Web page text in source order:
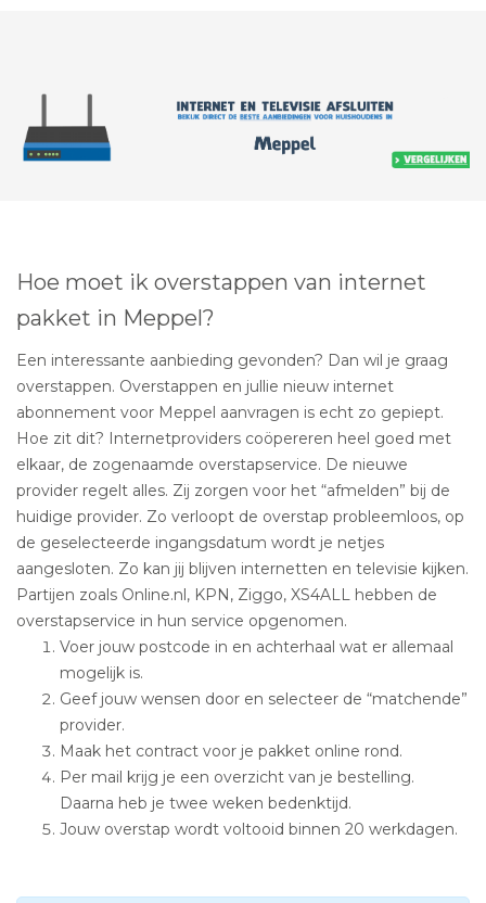
Hoe moet ik overstappen van internet
pakket in Meppel?
Een interessante aanbieding gevonden? Dan wil je graag
overstappen. Overstappen en jullie nieuw internet
abonnement voor Meppel aanvragen is echt zo gepiept.
Hoe zit dit? Internetproviders coöpereren heel goed met
elkaar, de zogenaamde overstapservice. De nieuwe
provider regelt alles. Zij zorgen voor het “afmelden” bij de
huidige provider. Zo verloopt de overstap probleemloos, op
de geselecteerde ingangsdatum wordt je netjes
aangesloten. Zo kan jij blijven internetten en televisie kijken.
Partijen zoals Online.nl, KPN, Ziggo, XS4ALL hebben de
overstapservice in hun service opgenomen.
Voer jouw postcode in en achterhaal wat er allemaal
mogelijk is.
Geef jouw wensen door en selecteer de “matchende”
provider.
Maak het contract voor je pakket online rond.
Per mail krijg je een overzicht van je bestelling.
Daarna heb je twee weken bedenktijd.
Jouw overstap wordt voltooid binnen 20 werkdagen.